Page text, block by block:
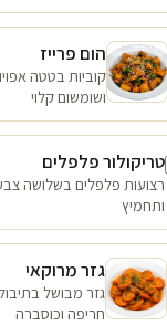
הום פרייז
קוביות בטטה
ושומשום קלוי
טריקולור פלפלים
רצועות פלפלים בשלושה
ותחמיץ
גזר מרוקאי
גזר מבושל
חריפה וכוסברה